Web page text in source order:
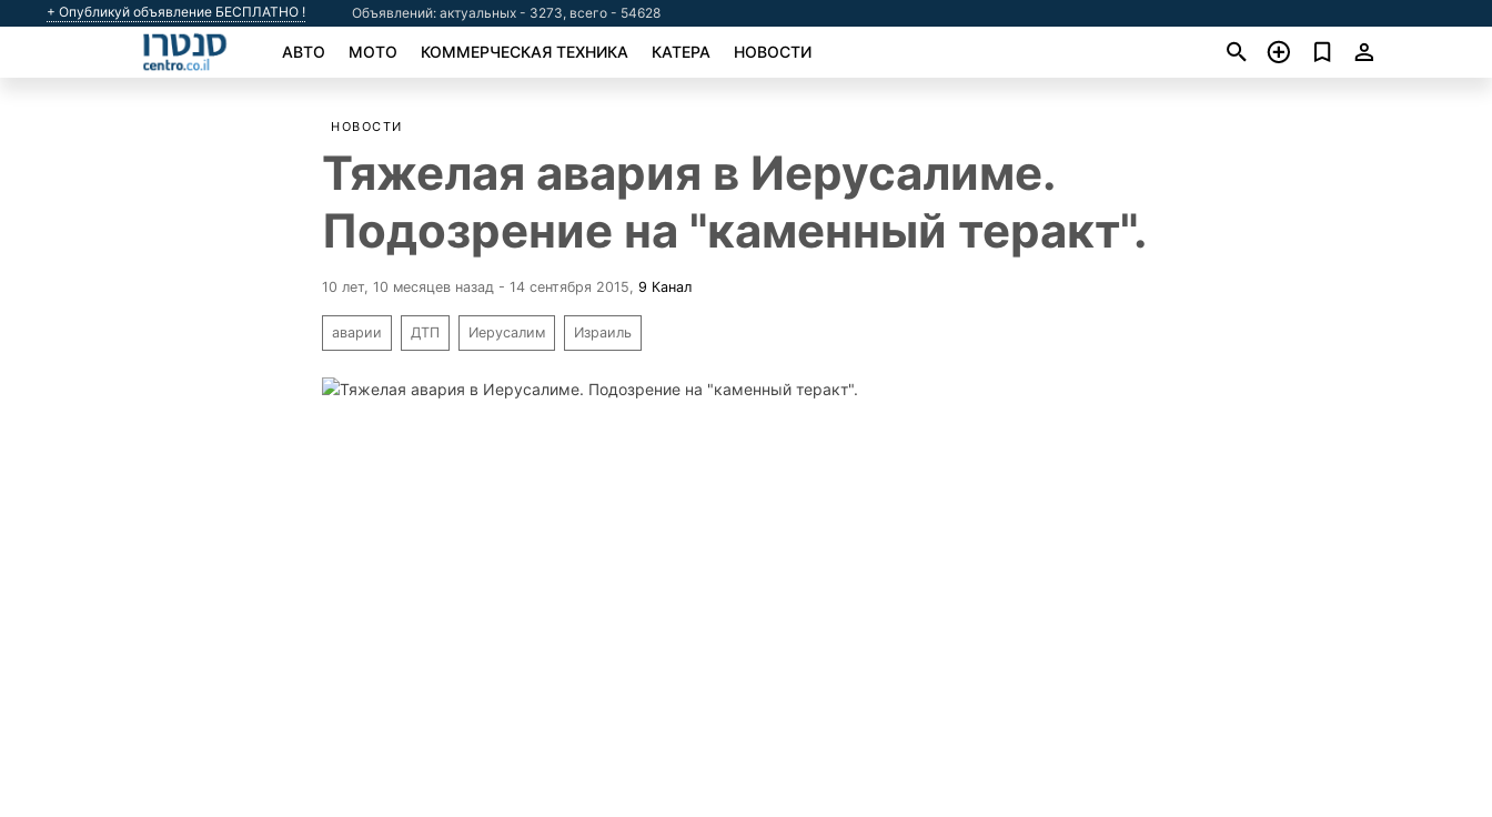
+ Опубликуй объявление БЕСПЛАТНО ! Объявлений: актуальных - 3273, всего - 54628
АВТО МОТО КОММЕРЧЕСКАЯ ТЕХНИКА КАТЕРА НОВОСТИ
НОВОСТИ
Тяжелая авария в Иерусалиме.
Подозрение на "каменный теракт".
10 лет, 10 месяцев назад - 14 сентября 2015 ,9 Канал
аварии ДТП Иерусалим Израиль